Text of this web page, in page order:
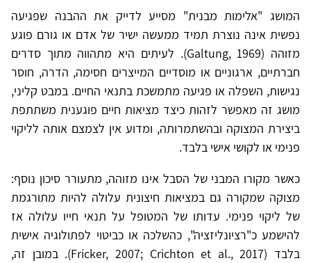
המושג "אלימות מבנית" מסייע לדייק את ההבנה שפגיעה
נפשית אינה נוצרת תמיד ממעשה ישיר של אדם או גורם פוגע
מזוהה (Galtung, 1969). לעיתים היא מתהווה מתוך סדרים
חברתיים, ארגוניים או מוסדיים המייצרים חסימה, הדרה, חוסר
נגישות, השפלה או פגיעה מתמשכת בתנאי החיים. במבט קליני,
מושג זה מאפשר לזהות כיצד מציאות חיים פוגענית משתתפת
ביצירת המצוקה ובהשתמרותה, ומדוע אין לצמצם אותה לליקוי
פנימי או לקושי אישי בלבד.
כאשר מקורו המבני של הסבל אינו מזוהה, מתעורר סיכון נוסף:
מצוקה שמקורה גם במציאות חיצונית עלולה להיות מתורגמת
של ליקוי פנימי. עדותו של המטופל על תנאי חייו עלולה אז
להישמע כ"רציונליזציה", כהשלכה או כביטוי לפתולוגיה אישית
בלבד (Fricker, 2007; Crichton et al., 2017). במובן זה,